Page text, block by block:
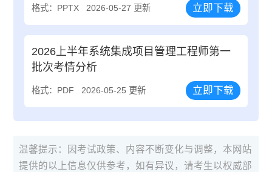
格式：PPTX 2026-05-27 更新 立即下载
2026上半年系统集成项目管理工程师第一
批次考情分析
格式：PDF 2026-05-25 更新 立即下载
温馨提示：因考试政策、内容不断变化与调整，本网站
提供的以上信息仅供参考，如有异议，请考生以权威部